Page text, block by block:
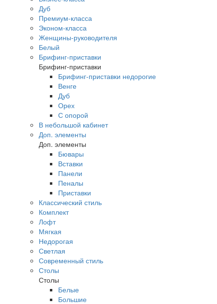
Дуб
Премиум-класса
Эконом-класса
Женщины-руководителя
Белый
Брифинг-приставки
Брифинг-приставки
Брифинг-приставки недорогие
Венге
Дуб
Орех
С опорой
В небольшой кабинет
Доп. элементы
Доп. элементы
Бювары
Вставки
Панели
Пеналы
Приставки
Классический стиль
Комплект
Лофт
Мягкая
Недорогая
Светлая
Современный стиль
Столы
Столы
Белые
Большие